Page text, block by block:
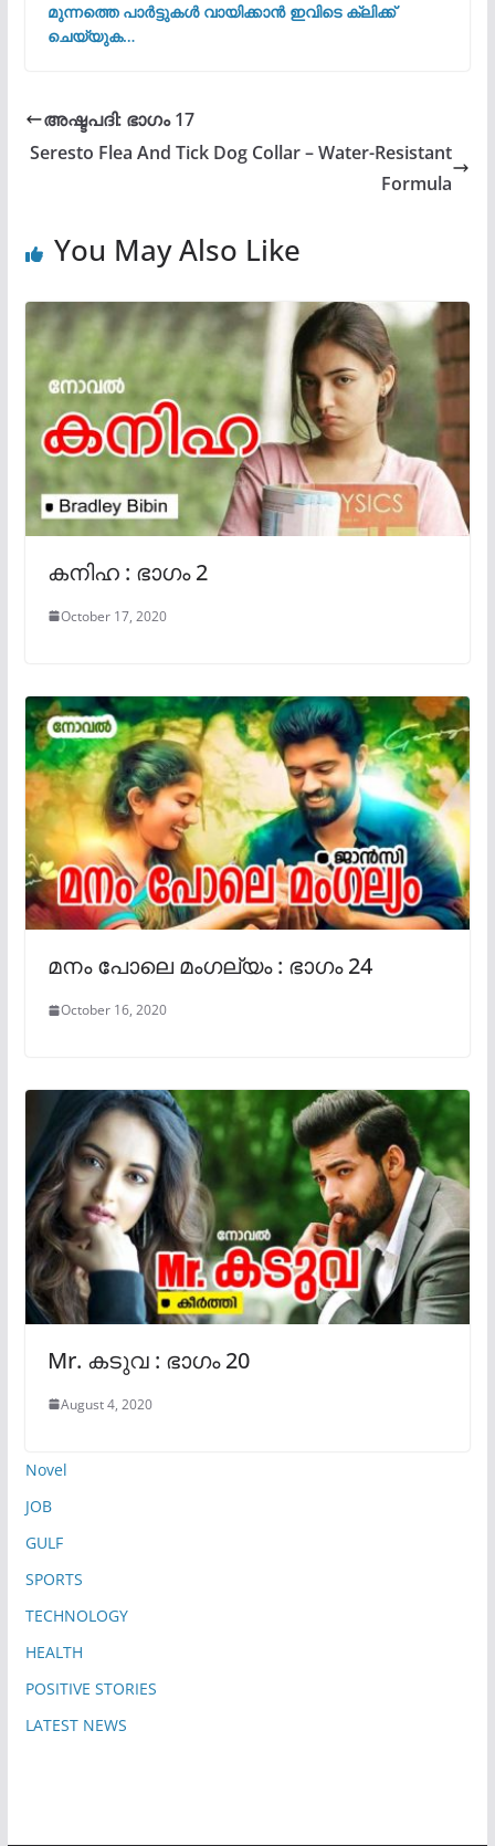
മുന്നത്തെ പാർട്ടുകൾ വായിക്കാൻ ഇവിടെ ക്ലിക്ക്
ചെയ്യുക…
അഷ്ടപദി: ഭാഗം 17
Seresto Flea And Tick Dog Collar – Water-Resistant
Formula
You May Also Like
കനിഹ : ഭാഗം 2
October 17, 2020
മനം പോലെ മംഗല്യം : ഭാഗം 24
October 16, 2020
Mr. കടുവ : ഭാഗം 20
August 4, 2020
Novel
JOB
GULF
SPORTS
TECHNOLOGY
HEALTH
POSITIVE STORIES
LATEST NEWS